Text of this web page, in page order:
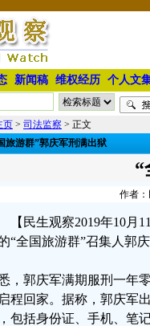
新闻稿 维权经历 个人文
页 > 司法监察 > 正文
旅游群”郭庆军刑满出狱
“
作者：
【民生观察2019年10
“全国旅游群”召集人郭
，郭庆军满期服刑一年
程回家。据称，郭庆军
包括身份证、手机、笔